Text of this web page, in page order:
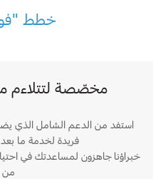
خطط
مخصّصة لتتلاءم
استفد من الدعم الشامل الذي
فريدة لخدمة ما بعد
خبراؤنا جاهزون لمساعدتك في
من